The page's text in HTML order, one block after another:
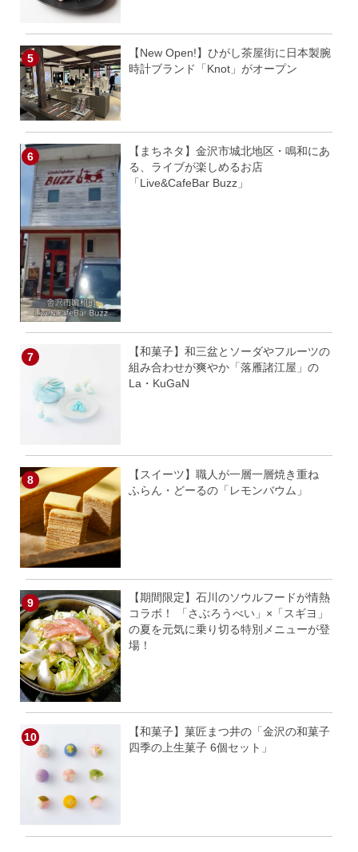
【New Open!】ひがし茶屋街に日本製腕
時計ブランド「Knot」がオープン
【まちネタ】金沢市城北地区・鳴和にあ
る、ライブが楽しめるお店
「Live&CafeBar Buzz」
【和菓子】和三盆とソーダやフルーツの
組み合わせが爽やか「落雁諸江屋」の
La・KuGaN
【スイーツ】職人が一層一層焼き重ね
ふらん・どーるの「レモンバウム」
【期間限定】石川のソウルフードが情熱
コラボ！ 「さぶろうべい」×「スギヨ」
の夏を元気に乗り切る特別メニューが登
場！
【和菓子】菓匠まつ井の「金沢の和菓子
四季の上生菓子 6個セット」